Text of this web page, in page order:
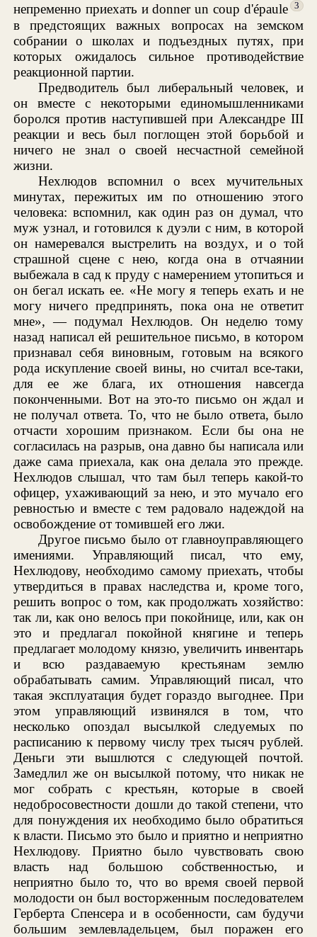
непременно приехать и donner un coup d'épaule
3
в предстоящих важных вопросах на земском
собрании о школах и подъездных путях, при
которых ожидалось сильное противодействие
реакционной партии.
Предводитель был либеральный человек, и
он вместе с некоторыми единомышленниками
боролся против наступившей при Александре III
реакции и весь был поглощен этой борьбой и
ничего не знал о своей несчастной семейной
жизни.
Нехлюдов вспомнил о всех мучительных
минутах, пережитых им по отношению этого
человека: вспомнил, как один раз он думал, что
муж узнал, и готовился к дуэли с ним, в которой
он намеревался выстрелить на воздух, и о той
страшной сцене с нею, когда она в отчаянии
выбежала в сад к пруду с намерением утопиться и
он бегал искать ее. «Не могу я теперь ехать и не
могу ничего предпринять, пока она не ответит
мне», — подумал Нехлюдов. Он неделю тому
назад написал ей решительное письмо, в котором
признавал себя виновным, готовым на всякого
рода искупление своей вины, но считал все-таки,
для ее же блага, их отношения навсегда
поконченными. Вот на это-то письмо он ждал и
не получал ответа. То, что не было ответа, было
отчасти хорошим признаком. Если бы она не
согласилась на разрыв, она давно бы написала или
даже сама приехала, как она делала это прежде.
Нехлюдов слышал, что там был теперь какой-то
офицер, ухаживающий за нею, и это мучало его
ревностью и вместе с тем радовало надеждой на
освобождение от томившей его лжи.
Другое письмо было от главноуправляющего
имениями. Управляющий писал, что ему,
Нехлюдову, необходимо самому приехать, чтобы
утвердиться в правах наследства и, кроме того,
решить вопрос о том, как продолжать хозяйство:
так ли, как оно велось при покойнице, или, как он
это и предлагал покойной княгине и теперь
предлагает молодому князю, увеличить инвентарь
и всю раздаваемую крестьянам землю
обрабатывать самим. Управляющий писал, что
такая эксплуатация будет гораздо выгоднее. При
этом управляющий извинялся в том, что
несколько опоздал высылкой следуемых по
расписанию к первому числу трех тысяч рублей.
Деньги эти вышлются с следующей почтой.
Замедлил же он высылкой потому, что никак не
мог собрать с крестьян, которые в своей
недобросовестности дошли до такой степени, что
для понуждения их необходимо было обратиться
к власти. Письмо это было и приятно и неприятно
Нехлюдову. Приятно было чувствовать свою
власть над большою собственностью, и
неприятно было то, что во время своей первой
молодости он был восторженным последователем
Герберта Спенсера и в особенности, сам будучи
большим землевладельцем, был поражен его